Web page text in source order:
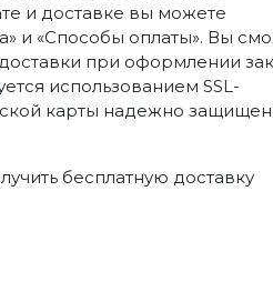
и доставке вы можете
и «Способы оплаты». Вы
при оформлении
использованием SSL-
карты надежно
бесплатную доставку